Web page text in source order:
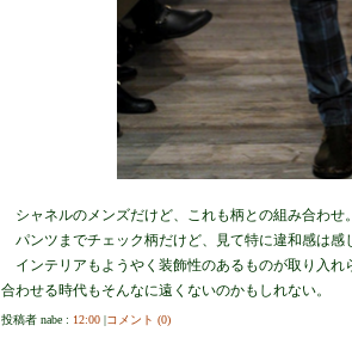
シャネルのメンズだけど、これも柄との組み合わせ。
パンツまでチェック柄だけど、見て特に違和感は感
インテリアもようやく装飾性のあるものが取り入れ
合わせる時代もそんなに遠くないのかもしれない。
投稿者 nabe : 12:00|コメント (0)